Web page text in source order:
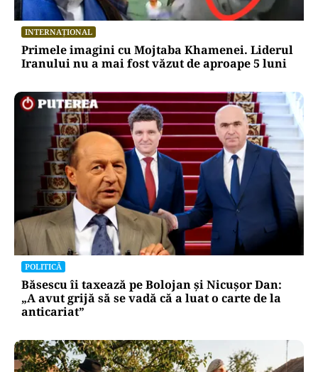
INTERNAȚIONAL
Primele imagini cu Mojtaba Khamenei. Liderul
Iranului nu a mai fost văzut de aproape 5 luni
POLITICĂ
Băsescu îi taxează pe Bolojan și Nicușor Dan:
„A avut grijă să se vadă că a luat o carte de la
anticariat”